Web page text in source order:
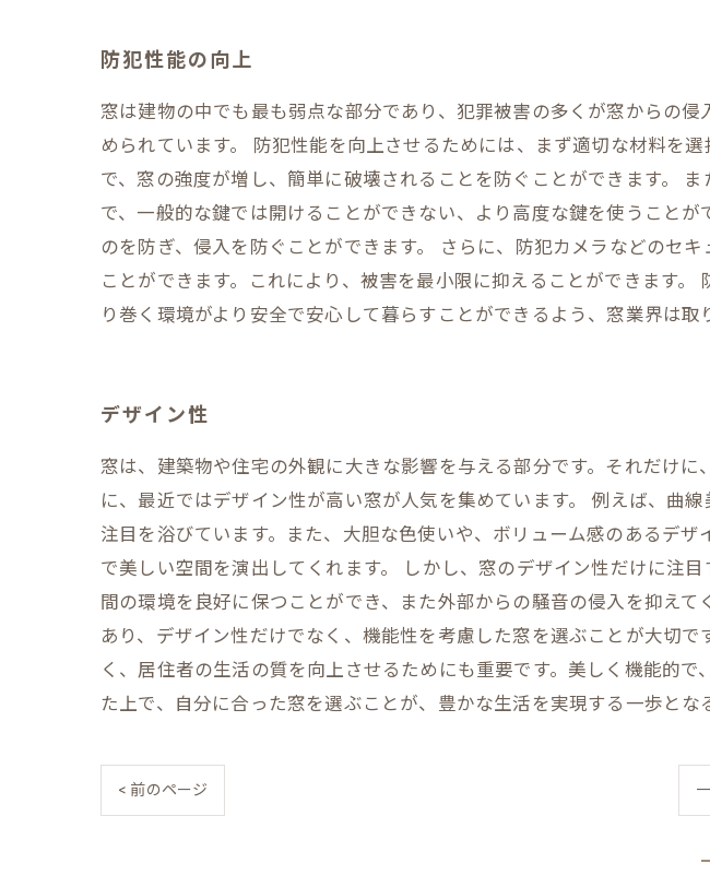
防犯性能の向上
窓は建物の中でも最も弱点な部分であり、犯罪被害の多くが窓からの
められています。 防犯性能を向上させるためには、まず適切な材料を
で、窓の強度が増し、簡単に破壊されることを防ぐことができます。
で、一般的な鍵では開けることができない、より高度な鍵を使うこと
のを防ぎ、侵入を防ぐことができます。 さらに、防犯カメラなどのセ
ことができます。これにより、被害を最小限に抑えることができます
り巻く環境がより安全で安心して暮らすことができるよう、窓業界は取
デザイン性
窓は、建築物や住宅の外観に大きな影響を与える部分です。それだけ
に、最近ではデザイン性が高い窓が人気を集めています。 例えば、曲
注目を浴びています。また、大胆な色使いや、ボリューム感のあるデ
で美しい空間を演出してくれます。 しかし、窓のデザイン性だけに注
間の環境を良好に保つことができ、また外部からの騒音の侵入を抑え
あり、デザイン性だけでなく、機能性を考慮した窓を選ぶことが大切
く、居住者の生活の質を向上させるためにも重要です。美しく機能的
た上で、自分に合った窓を選ぶことが、豊かな生活を実現する一歩とな
< 前のページ